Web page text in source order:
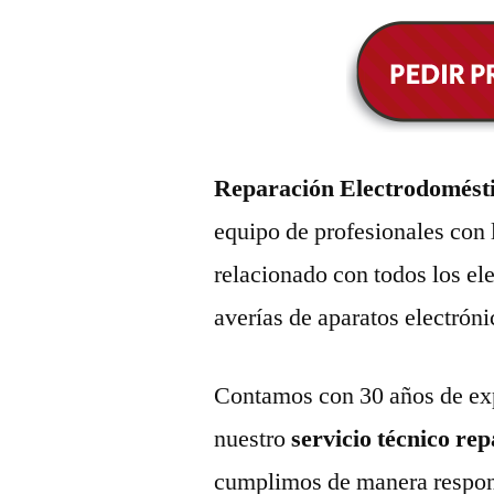
Reparación
equipo de profesionales
relacionado con todos los
averías de aparatos
Contamos con 30 años de
nuestroservicio técnico
cumplimos de manera